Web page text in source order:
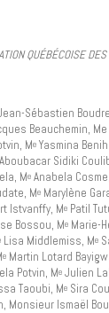
QUÉBÉCOISE
Sébastien
Beauchemin,
Me Yasmina
Aboubacar Sidiki
Me Anabela
Me Marylène
Istvanffy, Me Patil
Bossou, Me Marie-
Lisa Middlemiss, Me
e Martin Lotard
Potvin, Me Julien
Taoubi, Me Sira
Monsieur Ismaël